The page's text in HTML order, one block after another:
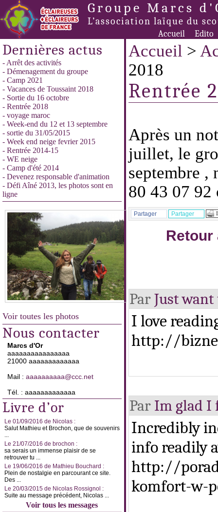
Groupe Marcs
L’association laïque du
Accueil Edito
Dernières actus
- Arrêt des activités
- Démenagement du groupe
- Camp 2021
- Vacances de Toussaint 2018
- Sortie du 16 octobre
- Rentrée 2018
- voyage maroc
- Week-end du 12 et 13 septembre
- sortie du 31/05/2015
- Week end neige fevrier 2015
- Rentrée 2014-15
- WE neige
- Camp d'été 2014
- Devenez responsable d'animation
- Défi Aîné 2013, les photos sont en
ligne
Voir toutes les photos
Nous contacter
Marcs d'Or
aaaaaaaaaaaaaaaa
21000 aaaaaaaaaaaaa
Mail : aaaaaaaaaa@ccc.net
Tél. : aaaaaaaaaaaaa
Livre d’or
Le 01/09/2016 de Nicolas :
Salut Mathieu et Brochon, que de souvenirs
...
Le 21/07/2016 de brochon :
sa serais un immense plaisir de se
retrouver tu ...
Le 19/06/2016 de Mathieu Bouchard :
Plein de nostalgie en parcourant ce site.
Des ...
Le 20/03/2015 de Nicolas Rossignol :
Suite au message précédent, Nicolas ...
Voir tous les messages
Accueil >
2018
Rentrée
Après un
juillet, le
septembre ,
80 43 07 92
Partager Partager
ParJust want
I love
http://
Par Im glad I
Incredibly
info readily
http://
komfort-w-